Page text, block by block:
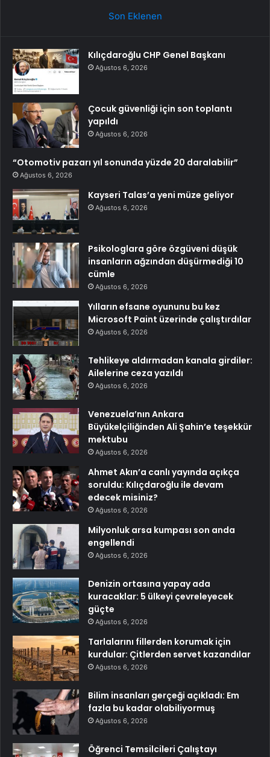
Son Eklenen
Kılıçdaroğlu CHP Genel Başkanı
Ağustos 6, 2026
Çocuk güvenliği için son toplantı
yapıldı
Ağustos 6, 2026
“Otomotiv pazarı yıl sonunda yüzde 20 daralabilir”
Ağustos 6, 2026
Kayseri Talas’a yeni müze geliyor
Ağustos 6, 2026
Psikologlara göre özgüveni düşük
insanların ağzından düşürmediği 10
cümle
Ağustos 6, 2026
Yılların efsane oyununu bu kez
Microsoft Paint üzerinde çalıştırdılar
Ağustos 6, 2026
Tehlikeye aldırmadan kanala girdiler:
Ailelerine ceza yazıldı
Ağustos 6, 2026
Venezuela’nın Ankara
Büyükelçiliğinden Ali Şahin’e teşekkür
mektubu
Ağustos 6, 2026
Ahmet Akın’a canlı yayında açıkça
soruldu: Kılıçdaroğlu ile devam
edecek misiniz?
Ağustos 6, 2026
Milyonluk arsa kumpası son anda
engellendi
Ağustos 6, 2026
Denizin ortasına yapay ada
kuracaklar: 5 ülkeyi çevreleyecek
güçte
Ağustos 6, 2026
Tarlalarını fillerden korumak için
kurdular: Çitlerden servet kazandılar
Ağustos 6, 2026
Bilim insanları gerçeği açıkladı: Em
fazla bu kadar olabiliyormuş
Ağustos 6, 2026
Öğrenci Temsilcileri Çalıştayı